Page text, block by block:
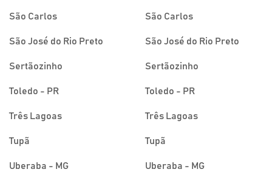
São Carlos
São José do Rio Preto
Sertãozinho
Toledo - PR
Três Lagoas
Tupã
Uberaba - MG
São Carlos
São José do Rio Preto
Sertãozinho
Toledo - PR
Três Lagoas
Tupã
Uberaba - MG